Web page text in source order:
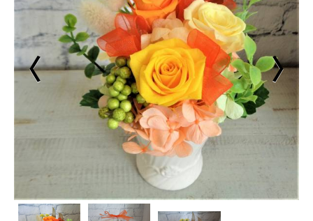
〈 〉